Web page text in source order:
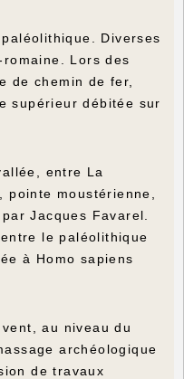
Diverses
Lors des
de chemin de fer,
supérieur débitée sur
entre La
moustérienne,
Jacques Favarel.
le paléolithique
à Homo sapiens
au niveau du
archéologique
de travaux